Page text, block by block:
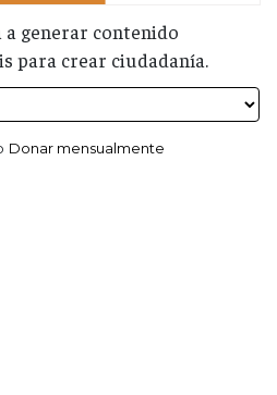
a generar contenido
para crear ciudadanía.
Donar mensualmente